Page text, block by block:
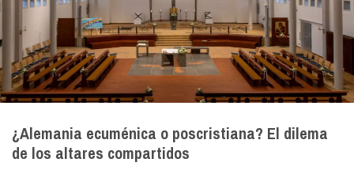
¿Alemania ecuménica o poscristiana? El dilema
de los altares compartidos